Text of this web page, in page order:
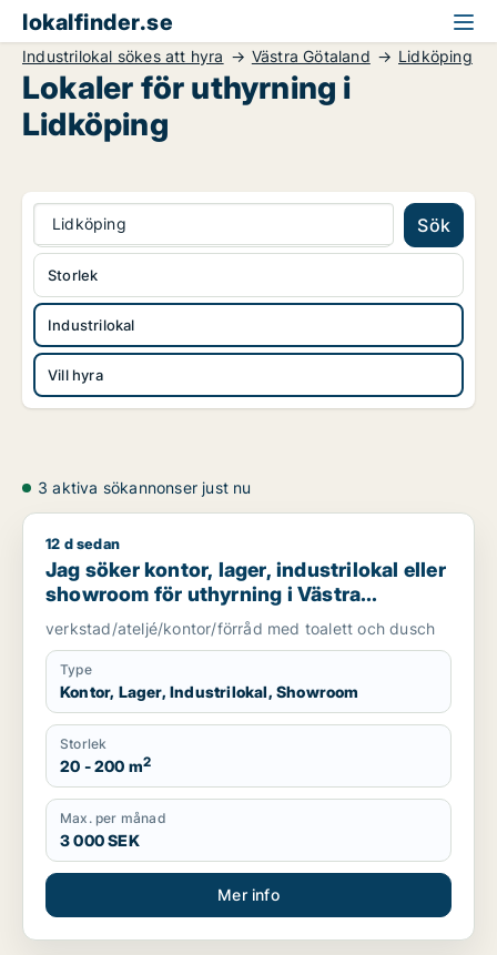
lokalfinder.se
Industrilokal sökes att hyra Västra Götaland Lidköping
Lokaler för uthyrning i
Lidköping
Lidköping Sök
Industrilokal
Vill hyra
Storlek
3 aktiva sökannonser just nu
Jag söker kontor, lager, industrilokal eller showroom för
12 d sedan
Jag söker kontor, lager, industrilokal eller
showroom för uthyrning i Västra
Götaland
verkstad/ateljé/kontor/förråd med toalett och dusch
Type
Kontor, Lager, Industrilokal, Showroom
Storlek
20 - 200 m2
Max. per månad
3 000 SEK
Mer info